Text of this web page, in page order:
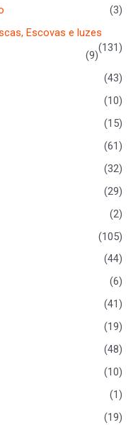
(3)
Escovas e luzes
(131)
(9)
(43)
(10)
(15)
(61)
(32)
(29)
(2)
(105)
(44)
(6)
(41)
(19)
(48)
(10)
(1)
(19)